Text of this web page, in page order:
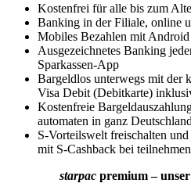
Kostenfrei für alle bis zum
Banking in der Filiale, online
Mobiles Bezahlen mit
Ausgezeichnetes Banking
Sparkassen-App
Bargeld­los unterwegs mit der
Visa Debit (Debitkarte)
Kosten­freie
automaten in ganz Deutschland
S-Vorteilswelt freischalten
mit S-Cashback bei
starpacpremium –